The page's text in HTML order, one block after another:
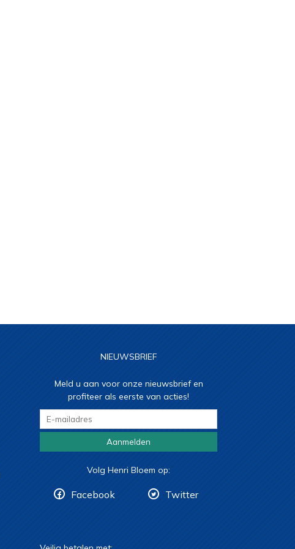
NIEUWSBRIEF
Meld u aan voor onze nieuwsbrief en
profiteer als eerste van acties!
Aanmelden
Volg Henri Bloem op:
Facebook Twitter